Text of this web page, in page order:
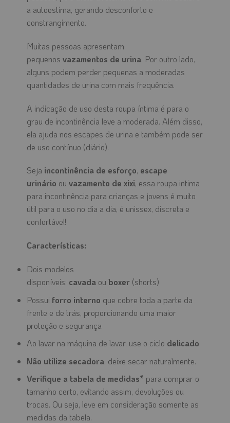
a autoestima, gerando desconforto e
constrangimento.
Muitas pessoas apresentam
pequenos vazamentos de urina. Por outro lado,
alguns podem perder pequenas a moderadas
quantidades de urina com mais frequência.
A indicação de uso desta roupa íntima é para o
grau de incontinência leve a moderada. Além disso,
ela ajuda nos escapes de urina e também pode ser
de uso contínuo (diário).
Seja incontinência de esforço, escape
urinário ou vazamento de xixi, essa roupa intima
para incontinência para crianças e jovens é muito
útil para o uso no dia a dia, é unissex, discreta e
confortável!
Características:
Dois modelos
disponíveis: cavadaou boxer (shorts)
Possui forro interno que cobre toda a parte da
frente e de trás, proporcionando uma maior
proteção e segurança
Ao lavar na máquina de lavar, use o ciclo delicado
Não utilize secadora, deixe secar naturalmente.
Verifique a tabela de medidas* para comprar o
tamanho certo, evitando assim, devoluções ou
trocas. Ou seja, leve em consideração somente as
medidas da tabela.